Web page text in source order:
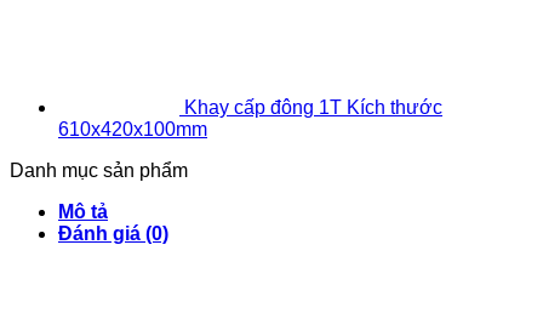
Khay cấp đông 1T Kích thước
610x420x100mm
Danh mục sản phẩm
Mô tả
Đánh giá (0)